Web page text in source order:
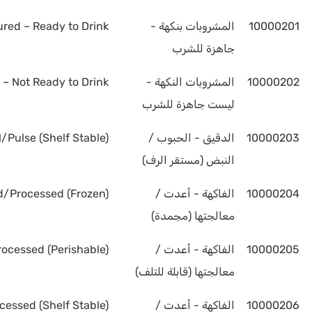
10000201
المشروبات بنكهة -
جاهزة للشرب
– Ready to Drink
10000202
المشروبات النكهة -
ليست جاهزة للشرب
Not Ready to Drink
10000203
الدقيق - الحبوب /
النبض (مستقر الرف)
Pulse (Shelf Stable)
10000204
الفاكهة - أعدت /
معالجتها (مجمدة)
Processed (Frozen)
10000205
الفاكهة - أعدت /
معالجتها (قابلة للتلف)
(Perishable)
10000206
الفاكهة - أعدت /
(Shelf Stable)